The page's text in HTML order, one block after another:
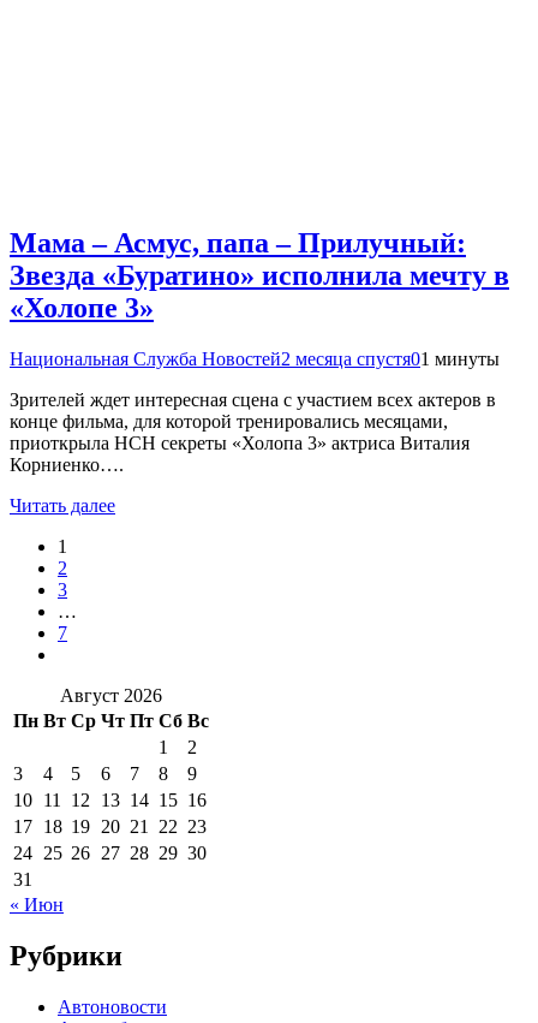
Мама – Асмус, папа – Прилучный:
Звезда «Буратино» исполнила мечту в
«Холопе 3»
Национальная Служба Новостей2 месяца спустя01 минуты
Зрителей ждет интересная сцена с участием всех актеров в
конце фильма, для которой тренировались месяцами,
приоткрыла НСН секреты «Холопа 3» актриса Виталия
Корниенко….
Читать далее
1
2
3
…
7
Август 2026
Пн Вт Ср Чт Пт Сб Вс
1
2
3
4 5 6 7 8
9
10 11 12 13 14 15 16
17 18 19 20 21 22 23
24 25 26 27 28 29 30
31
« Июн
Рубрики
Автоновости